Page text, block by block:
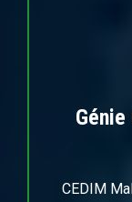
CEDIM